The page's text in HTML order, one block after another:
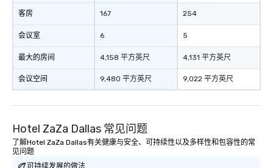
客房
会议室
最大的房间
会议空间
167
6
4,158 平方英尺
9,480 平方英尺
254
5
4,131 平方英尺
9,022 平方英尺
Hotel ZaZa Dallas 常见问题
了解Hotel ZaZa Dallas有关健康与安全、可持续性以及多样性和包容性的常
见问题
可持续发展的做法